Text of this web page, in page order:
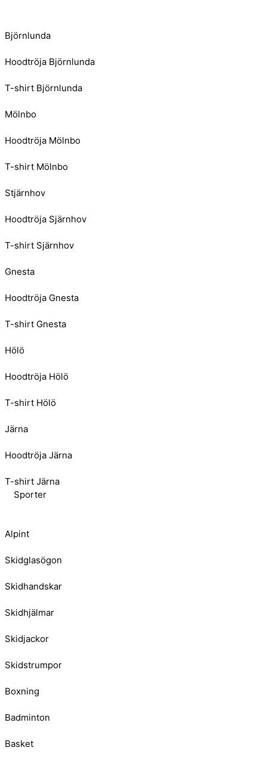
Björnlunda
Hoodtröja Björnlunda
T-shirt Björnlunda
Mölnbo
Hoodtröja Mölnbo
T-shirt Mölnbo
Stjärnhov
Hoodtröja Sjärnhov
T-shirt Sjärnhov
Gnesta
Hoodtröja Gnesta
T-shirt Gnesta
Hölö
Hoodtröja Hölö
T-shirt Hölö
Järna
Hoodtröja Järna
T-shirt Järna
Sporter
Alpint
Skidglasögon
Skidhandskar
Skidhjälmar
Skidjackor
Skidstrumpor
Boxning
Badminton
Basket